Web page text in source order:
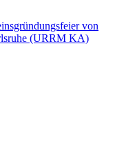
von
(URRM KA)